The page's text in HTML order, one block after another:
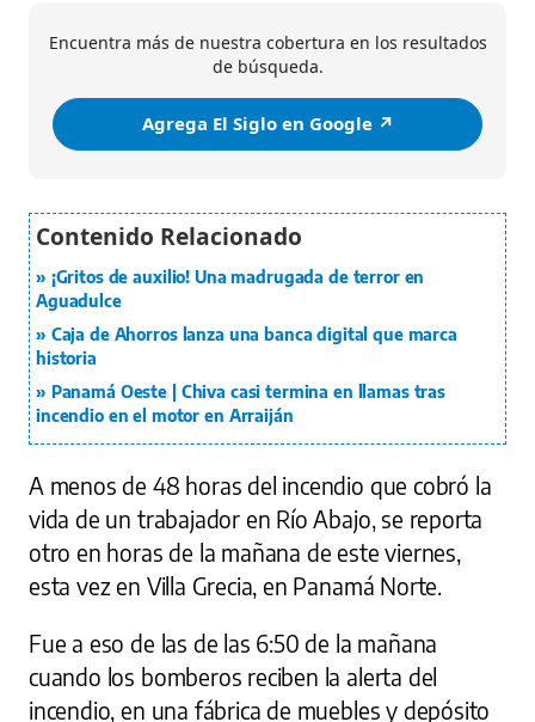
Encuentra más de nuestra cobertura en los resultados
de búsqueda.
Agrega El Siglo en Google ↗️
¡Gritos de auxilio! Una madrugada de terror en
Aguadulce
Caja de Ahorros lanza una banca digital que marca
historia
Panamá Oeste | Chiva casi termina en llamas tras
incendio en el motor en Arraiján
A menos de 48 horas del incendio que cobró la
vida de un trabajador en Río Abajo, se reporta
otro en horas de la mañana de este viernes,
esta vez en Villa Grecia, en Panamá Norte.
Fue a eso de las de las 6:50 de la mañana
cuando los bomberos reciben la alerta del
incendio, en una fábrica de muebles y depósito